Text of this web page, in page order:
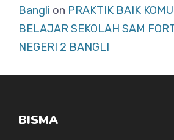
Bangli on PRAKTIK BAIK
BELAJAR SEKOLAH SAM
NEGERI 2 BANGLI
BISMA